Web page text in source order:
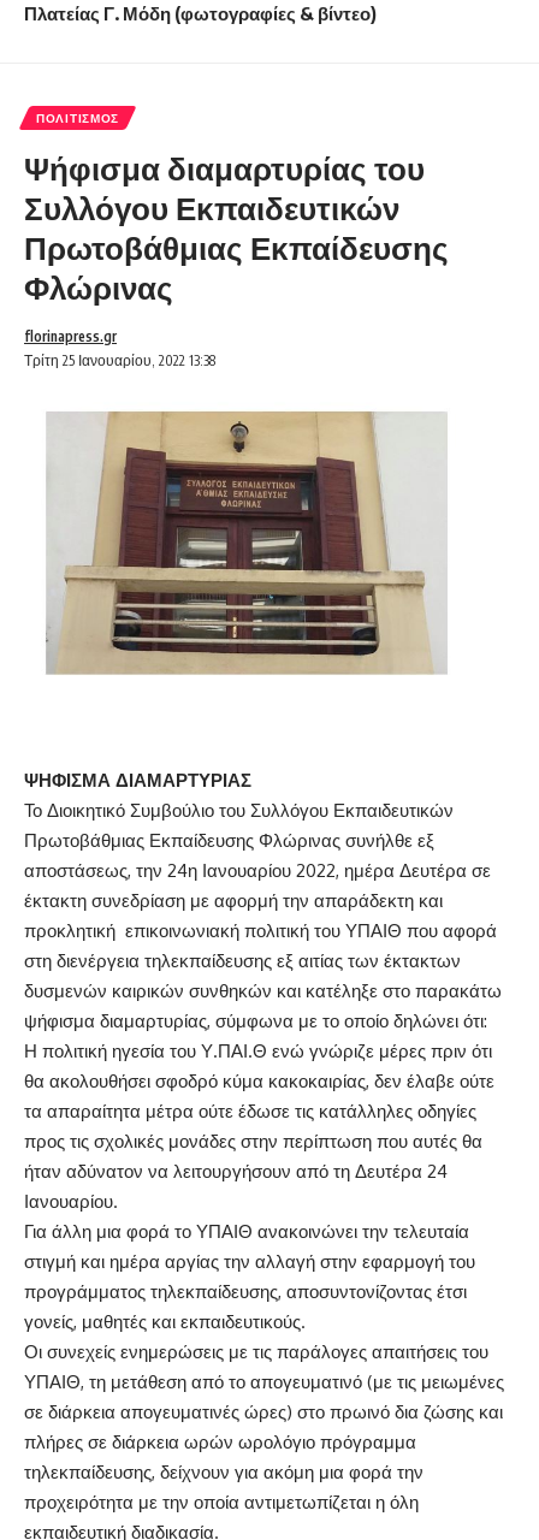
Πλατείας Γ. Μόδη (φωτογραφίες & βίντεο)
ΠΟΛΙΤΙΣΜΌΣ
Ψήφισμα διαμαρτυρίας του
Συλλόγου Εκπαιδευτικών
Πρωτοβάθμιας Εκπαίδευσης
Φλώρινας
Τρίτη 25 Ιανουαρίου, 2022 13:38
florinapress.gr
ΨΗΦΙΣΜΑ ΔΙΑΜΑΡΤΥΡΙΑΣ
Το Διοικητικό Συμβούλιο του Συλλόγου Εκπαιδευτικών
Πρωτοβάθμιας Εκπαίδευσης Φλώρινας συνήλθε εξ
αποστάσεως, την 24η Ιανουαρίου 2022, ημέρα Δευτέρα σε
έκτακτη συνεδρίαση με αφορμή την απαράδεκτη και
προκλητική επικοινωνιακή πολιτική του ΥΠΑΙΘ που αφορά
στη διενέργεια τηλεκπαίδευσης εξ αιτίας των έκτακτων
δυσμενών καιρικών συνθηκών και κατέληξε στο παρακάτω
ψήφισμα διαμαρτυρίας, σύμφωνα με το οποίο δηλώνει ότι:
Η πολιτική ηγεσία του Υ.ΠΑΙ.Θ ενώ γνώριζε μέρες πριν ότι
θα ακολουθήσει σφοδρό κύμα κακοκαιρίας, δεν έλαβε ούτε
τα απαραίτητα μέτρα ούτε έδωσε τις κατάλληλες οδηγίες
προς τις σχολικές μονάδες στην περίπτωση που αυτές θα
ήταν αδύνατον να λειτουργήσουν από τη Δευτέρα 24
Ιανουαρίου.
Για άλλη μια φορά το ΥΠΑΙΘ ανακοινώνει την τελευταία
στιγμή και ημέρα αργίας την αλλαγή στην εφαρμογή του
προγράμματος τηλεκπαίδευσης, αποσυντονίζοντας έτσι
γονείς, μαθητές και εκπαιδευτικούς.
Οι συνεχείς ενημερώσεις με τις παράλογες απαιτήσεις του
ΥΠΑΙΘ, τη μετάθεση από το απογευματινό (με τις μειωμένες
σε διάρκεια απογευματινές ώρες) στο πρωινό δια ζώσης και
πλήρες σε διάρκεια ωρών ωρολόγιο πρόγραμμα
τηλεκπαίδευσης, δείχνουν για ακόμη μια φορά την
προχειρότητα με την οποία αντιμετωπίζεται η όλη
εκπαιδευτική διαδικασία.